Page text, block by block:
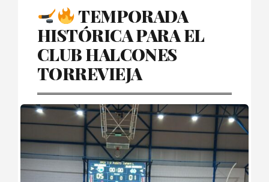
TEMPORADA
HISTÓRICA PARA EL
CLUB HALCONES
TORREVIEJA